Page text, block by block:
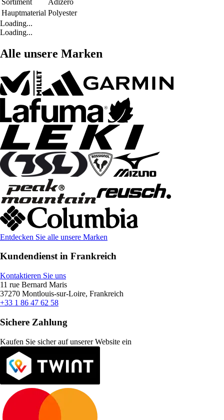
Hauptmaterial Polyester
Loading...
Loading...
Alle unsere Marken
Entdecken Sie alle unsere Marken
Kundendienst in Frankreich
Kontaktieren Sie uns
11 rue Bernard Maris
37270 Montlouis-sur-Loire, Frankreich
+33 1 86 47 62 58
Sichere Zahlung
Kaufen Sie sicher auf unserer Website ein